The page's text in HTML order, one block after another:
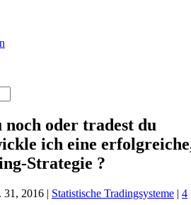
oder tradest du
ich eine
Strategie ?
31, 2016 | Statistische Tradingsysteme | 4